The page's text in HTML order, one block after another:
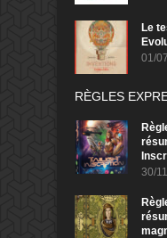
Le
01/
RÈGLES
30/